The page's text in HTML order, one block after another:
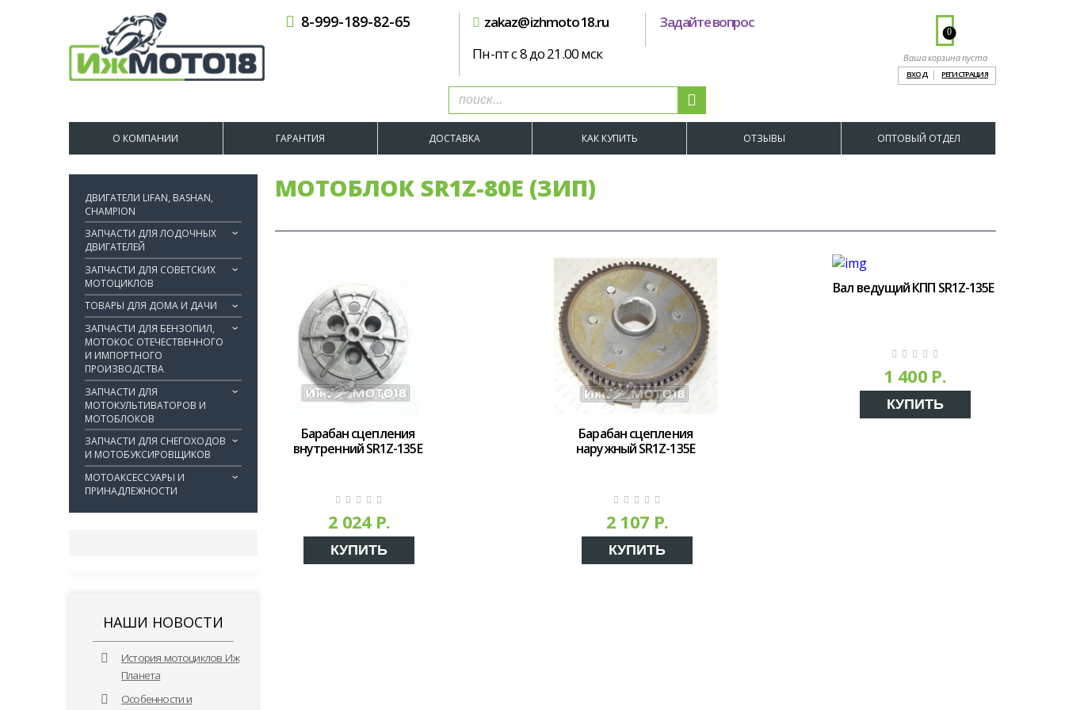
8-999-189-82-65
zakaz@izhmoto18.ru
Пн-пт с 8 до 21.00 мск
Задайте вопрос
0
Ваша корзина пуста
ВХОД РЕГИСТРАЦИЯ
О КОМПАНИИ ГАРАНТИЯ ДОСТАВКА КАК КУПИТЬ ОТЗЫВЫ ОПТОВЫЙ ОТДЕЛ
ДВИГАТЕЛИ LIFAN, BASHAN,
CHAMPION
ЗАПЧАСТИ ДЛЯ ЛОДОЧНЫХ
ДВИГАТЕЛЕЙ
ЗАПЧАСТИ ДЛЯ СОВЕТСКИХ
МОТОЦИКЛОВ
ТОВАРЫ ДЛЯ ДОМА И ДАЧИ
ЗАПЧАСТИ ДЛЯ БЕНЗОПИЛ,
МОТОКОС ОТЕЧЕСТВЕННОГО
И ИМПОРТНОГО
ПРОИЗВОДСТВА
ЗАПЧАСТИ ДЛЯ
МОТОКУЛЬТИВАТОРОВ И
МОТОБЛОКОВ
ЗАПЧАСТИ ДЛЯ СНЕГОХОДОВ
И МОТОБУКСИРОВЩИКОВ
МОТОАКСЕССУАРЫ И
ПРИНАДЛЕЖНОСТИ
НАШИ НОВОСТИ
История мотоциклов Иж
Планета
Особенности и
МОТОБЛОК SR1Z-80E (ЗИП)
Барабан сцепления
внутренний SR1Z-135Е
2 024 Р.
КУПИТЬ
Барабан сцепления
наружный SR1Z-135Е
2 107 Р.
КУПИТЬ
Вал ведущий КПП SR1Z-135Е
1 400 Р.
КУПИТЬ